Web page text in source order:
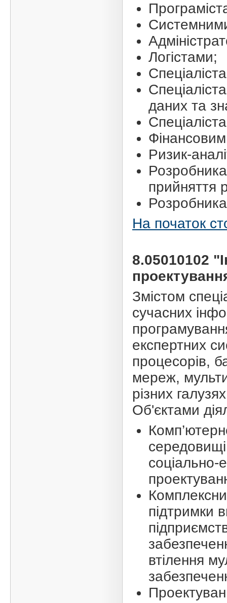
Логістами;
даних та
Ризик-
прийняття
На початок
8.05010102
Змістом
сучасних
експертних
процесорів,
мереж,
різних
Об'єктами
середовищі
соціально-
підтримки
втілення